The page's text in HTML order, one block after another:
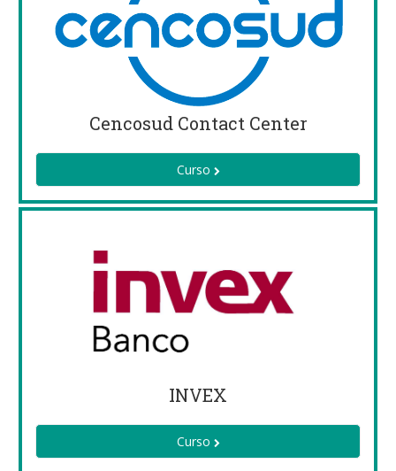
Cencosud Contact Center
Curso
INVEX
Curso